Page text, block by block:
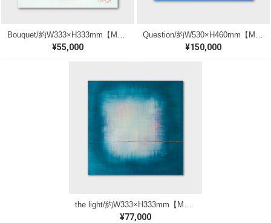
¥55,000 ¥150,000
the light/約W333×H333mm【M176】
¥77,000